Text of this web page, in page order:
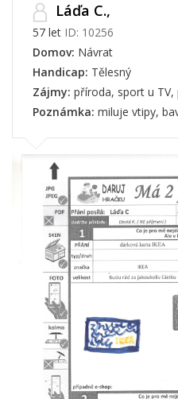
Láďa C.,
57 let ID: 10256
Domov: Návrat
Handicap: Tělesný
Zájmy: příroda, sport u TV,
Poznámka: miluje vtipy,